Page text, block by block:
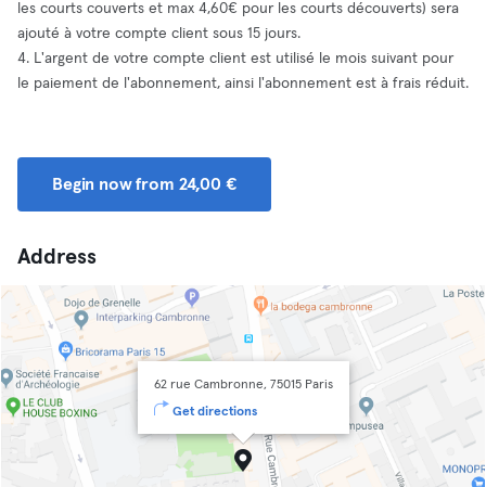
les courts couverts et max 4,60€ pour les courts découverts) sera
ajouté à votre compte client sous 15 jours.
4. L'argent de votre compte client est utilisé le mois suivant pour
le paiement de l'abonnement, ainsi l'abonnement est à frais réduit.
Begin now from 24,00 €
Address
62 rue Cambronne, 75015 Paris
Get directions